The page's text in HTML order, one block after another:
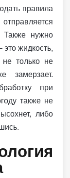
правила
Также нужно
это жидкость,
не только не
замерзает.
при
также не
либо